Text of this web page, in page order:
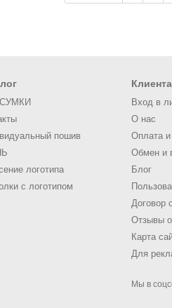
пошив
логотипа
с логотипом
Вход в
О нас
Оплата и
Обмен и
Блог
Договор
Отзывы
Карта
Для
Мы в